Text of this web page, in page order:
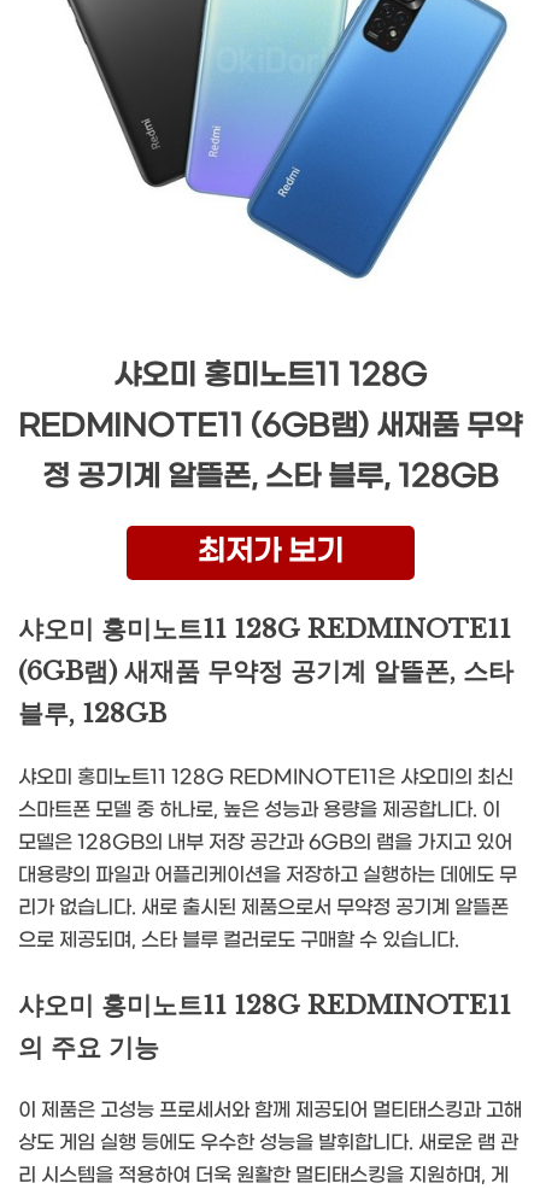
샤오미 홍미노트11 128G
REDMINOTE11 (6GB램) 새재품 무약
정 공기계 알뜰폰, 스타 블루, 128GB
최저가 보기
샤오미 홍미노트11 128G REDMINOTE11
(6GB램) 새재품 무약정 공기계 알뜰폰, 스타
블루, 128GB
샤오미 홍미노트11 128G REDMINOTE11은 샤오미의 최신
스마트폰 모델 중 하나로, 높은 성능과 용량을 제공합니다. 이
모델은 128GB의 내부 저장 공간과 6GB의 램을 가지고 있어
대용량의 파일과 어플리케이션을 저장하고 실행하는 데에도 무
리가 없습니다. 새로 출시된 제품으로서 무약정 공기계 알뜰폰
으로 제공되며, 스타 블루 컬러로도 구매할 수 있습니다.
샤오미 홍미노트11 128G REDMINOTE11
의 주요 기능
이 제품은 고성능 프로세서와 함께 제공되어 멀티태스킹과 고해
상도 게임 실행 등에도 우수한 성능을 발휘합니다. 새로운 램 관
리 시스템을 적용하여 더욱 원활한 멀티태스킹을 지원하며, 게